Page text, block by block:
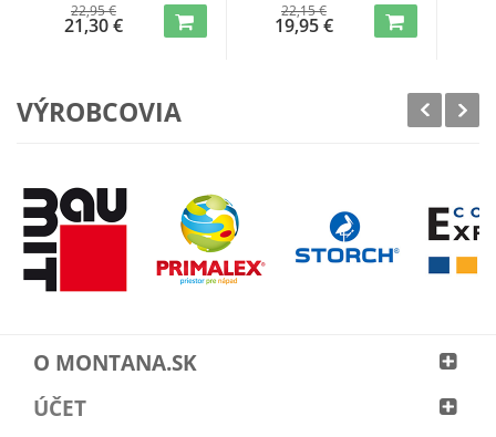
22,95 €
21,30 €
22,15 €
19,95 €
VÝROBCOVIA
O MONTANA.SK
ÚČET